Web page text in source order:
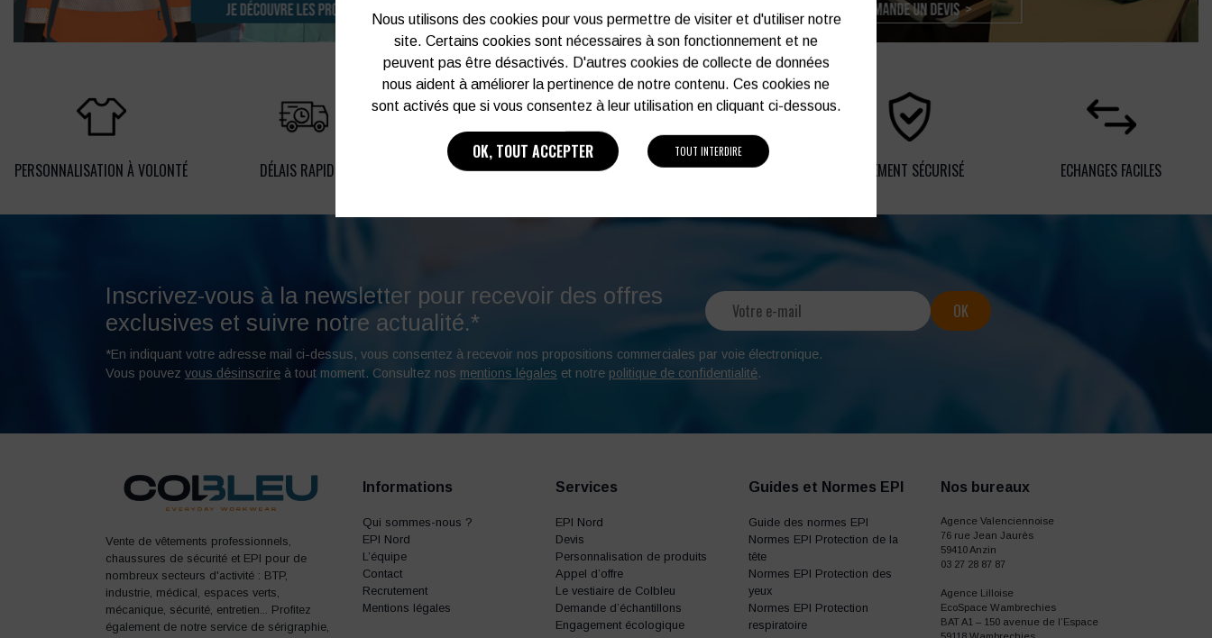
PERSONNALISATION À VOLONTÉ DÉLAIS RAPIDES ÉCHANTILLONS GRATUITS UNE ÉQUIPE À VOTRE ÉCOUTE PAIEMENT SÉCURISÉ ECHANGES FACILES
Inscrivez-vous à la newsletter pour recevoir des offres
exclusives et suivre notre actualité.*
*En indiquant votre adresse mail ci-dessus, vous consentez à recevoir nos propositions commerciales par voie électronique.
Vous pouvez vous désinscrire à tout moment. Consultez nos mentions légales et notre politique de confidentialité.
Vente de vêtements professionnels,
chaussures de sécurité et EPI pour de
nombreux secteurs d'activité : BTP,
industrie, médical, espaces verts,
mécanique, sécurité, entretien... Profitez
également de notre service de sérigraphie,
Informations
Qui sommes-nous ?
EPI Nord
L’équipe
Contact
Recrutement
Mentions légales
Services
EPI Nord
Devis
Personnalisation de produits
Appel d’offre
Le vestiaire de Colbleu
Demande d’échantillons
Engagement écologique
Guides et Normes EPI
Guide des normes EPI
Normes EPI Protection de la
tête
Normes EPI Protection des
yeux
Normes EPI Protection
respiratoire
Nos bureaux
Agence Valenciennoise
76 rue Jean Jaurès
59410 Anzin
03 27 28 87 87
Agence Lilloise
EcoSpace Wambrechies
BAT A1 – 150 avenue de l’Espace
Nous utilisons des cookies pour vous permettre de visiter et d'utiliser notre
site. Certains cookies sont nécessaires à son fonctionnement et ne
peuvent pas être désactivés. D'autres cookies de collecte de données
nous aident à améliorer la pertinence de notre contenu. Ces cookies ne
sont activés que si vous consentez à leur utilisation en cliquant ci-dessous.
OK, TOUT ACCEPTER TOUT INTERDIRE